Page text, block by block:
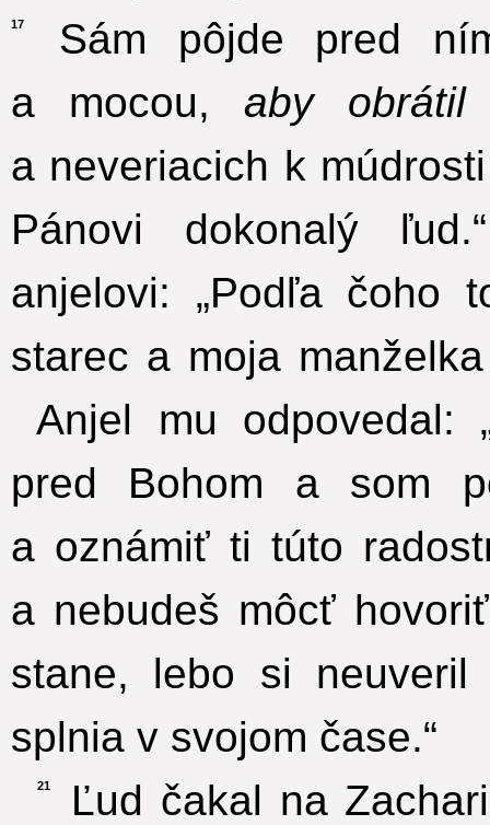
17
Sám pôjde pred
a mocou, aby
a neveriacich k
Pánovi dokonalý ľud.“
anjelovi: „Podľa čoho
starec a moja
Anjel mu odpovedal:
pred Bohom a som
a oznámiť ti túto
a nebudeš môcť
stane, lebo si
splnia v svojom čase.“
21
Ľud čakal na